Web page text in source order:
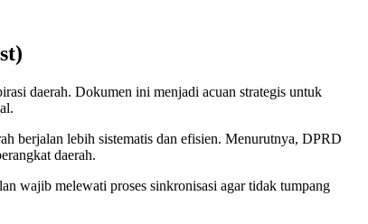
daerah. Dokumen ini menjadi acuan strategis untuk
berjalan lebih sistematis dan efisien. Menurutnya, DPRD
daerah.
wajib melewati proses sinkronisasi agar tidak tumpang